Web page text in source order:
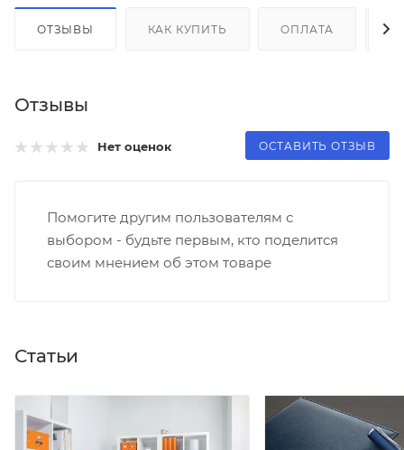
ОТЗЫВЫ КАК КУПИТЬ ОПЛАТА
Отзывы
Нет оценок ОСТАВИТЬ ОТЗЫВ
Помогите другим пользователям с
выбором - будьте первым, кто поделится
своим мнением об этом товаре
Статьи